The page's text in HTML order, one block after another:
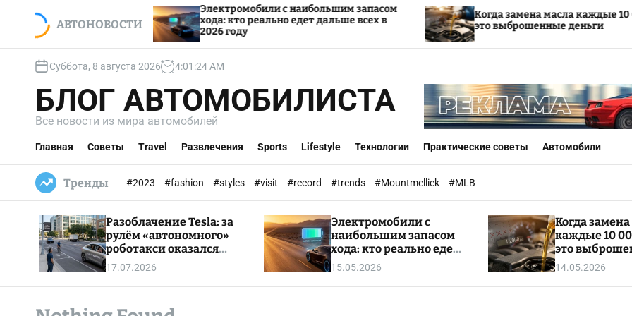
e
АВТОНОВОСТИ
Электромобили с наибольшим запасом
хода: кто реально едет дальше всех в
2026 году
Когда замена масла каждые 10 000 км —
это выброшенные деньги
Суббота, 8 августа 2026 4:01 :25AM
БЛОГ АВТОМОБИЛИСТА
Все новости из мира автомобилей
Главная Советы Travel Развлечения Sports Lifestyle Технологии Практические советы Автомобили
Тренды #2023 #fashion #styles #visit #record #trends #Mountmellick #MLB
Разоблачение Tesla: за
рулём «автономного»
роботакси оказался
живой оператор
17.07.2026
Электромобили с
наибольшим запасом
хода: кто реально едет
дальше всех в 2026
году
15.05.2026
Когда
каждые 10
это
деньги
14.05.2026